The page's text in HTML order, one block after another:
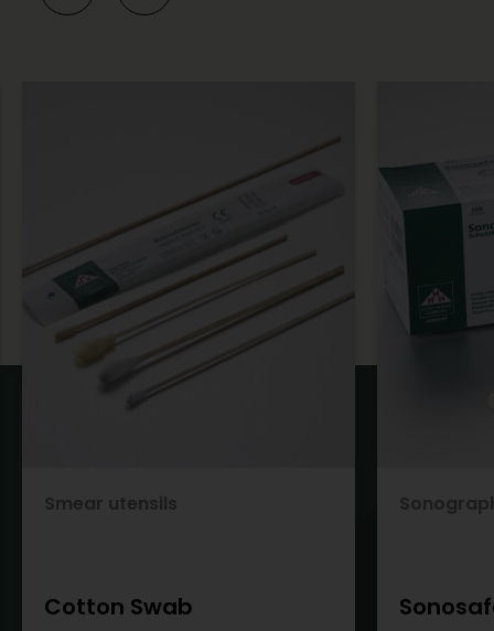
Smear utensils
Cotton Swab